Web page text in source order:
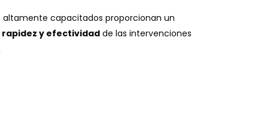
altamente capacitados proporcionan un
rapidez y efectividad de las intervenciones